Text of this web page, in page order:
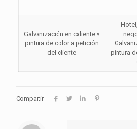
Galvanización en caliente y
pintura de color a petición
del cliente
pintura
Compartir